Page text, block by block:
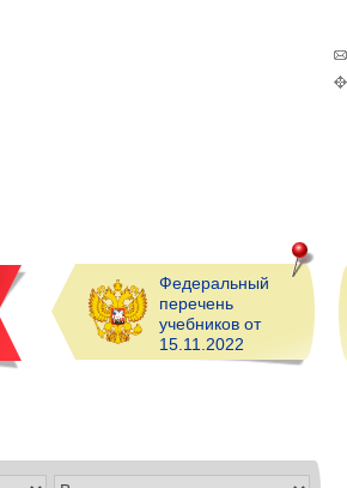
Федеральный
перечень
учебников от
15.11.2022